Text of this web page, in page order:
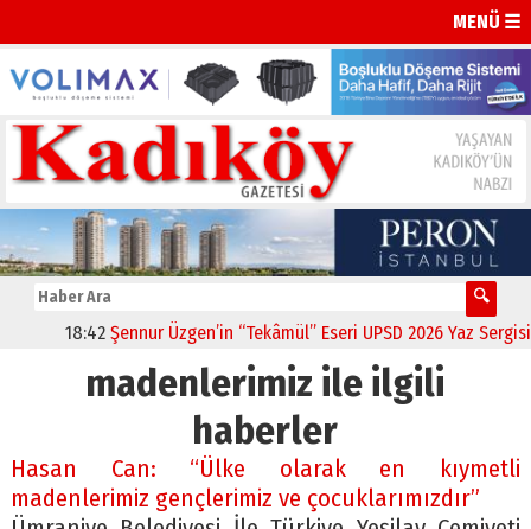
MENÜ ☰
18:42 Şennur Üzgen’in “Tekâmül” Eseri UPSD 2026 Yaz
madenlerimiz ile ilgili
haberler
Hasan Can: “Ülke olarak en kıymetli
madenlerimiz gençlerimiz ve çocuklarımızdır”